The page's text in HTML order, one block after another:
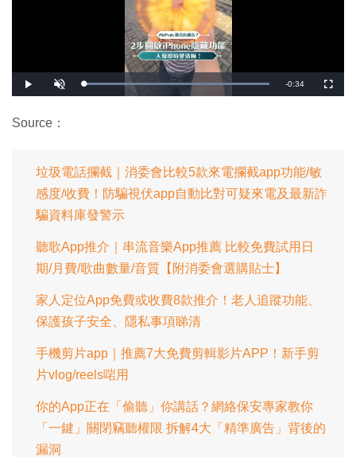
播
放
開
啟
載
入
0
%
剩
-0:34
全
螢
Source：
垃圾電話攔截｜消委會比較5款來電攔截app功能/敏
感度/收費！防騙視伏app自動比對可疑來電及最新詐
騙資料庫發警示
聽歌App推介｜串流音樂App推薦 比較免費試用日
期/月費/歌曲數量/音質【附消委會選購貼士】
家人定位App免費或收費8款推介！老人追蹤功能、
保護孩子安全、隱私事項睇清
手機剪片app｜推薦7大免費剪輯影片APP！新手剪
片vlog/reels啱用
你的App正在「偷聽」你講話？網絡保安專家教你
「一鍵」關閉竊聽權限 拆解4大「精準廣告」背後的
漏洞